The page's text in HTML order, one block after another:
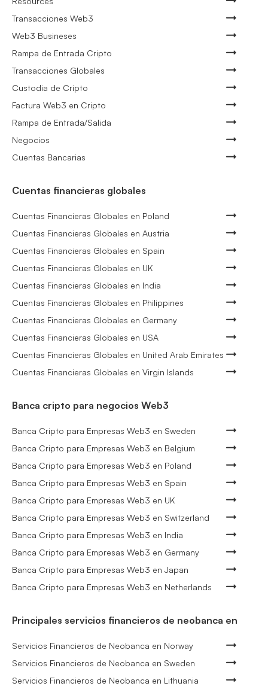
Transacciones Web3
Web3 Busineses
Rampa de Entrada Cripto
Transacciones Globales
Custodia de Cripto
Factura Web3 en Cripto
Rampa de Entrada/Salida
Negocios
Cuentas Bancarias
Cuentas financieras globales
Cuentas Financieras Globales en Poland
Cuentas Financieras Globales en Austria
Cuentas Financieras Globales en Spain
Cuentas Financieras Globales en UK
Cuentas Financieras Globales en India
Cuentas Financieras Globales en Philippines
Cuentas Financieras Globales en Germany
Cuentas Financieras Globales en USA
Cuentas Financieras Globales en United Arab Emirates
Cuentas Financieras Globales en Virgin Islands
Banca cripto para negocios Web3
Banca Cripto para Empresas Web3 en Sweden
Banca Cripto para Empresas Web3 en Belgium
Banca Cripto para Empresas Web3 en Poland
Banca Cripto para Empresas Web3 en Spain
Banca Cripto para Empresas Web3 en UK
Banca Cripto para Empresas Web3 en Switzerland
Banca Cripto para Empresas Web3 en India
Banca Cripto para Empresas Web3 en Germany
Banca Cripto para Empresas Web3 en Japan
Banca Cripto para Empresas Web3 en Netherlands
Principales servicios financieros de neobanca en
Servicios Financieros de Neobanca en Norway
Servicios Financieros de Neobanca en Sweden
Servicios Financieros de Neobanca en Lithuania